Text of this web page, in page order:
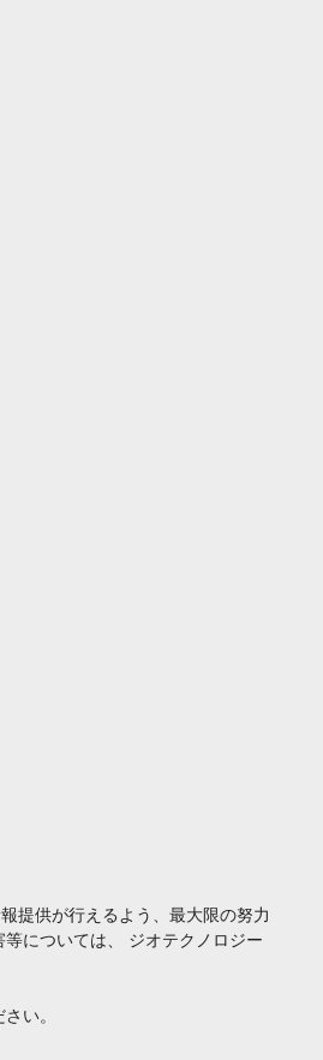
提供が行えるよう、最大限の努力
については、 ジオテクノロジー
い。